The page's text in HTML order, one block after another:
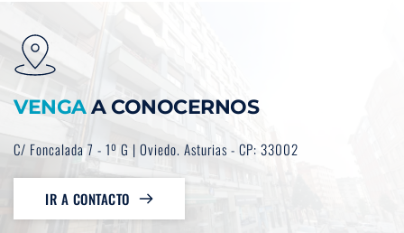
VENGA A CONOCERNOS
C/ Foncalada 7 - 1º G | Oviedo. Asturias - CP: 33002
IR A CONTACTO